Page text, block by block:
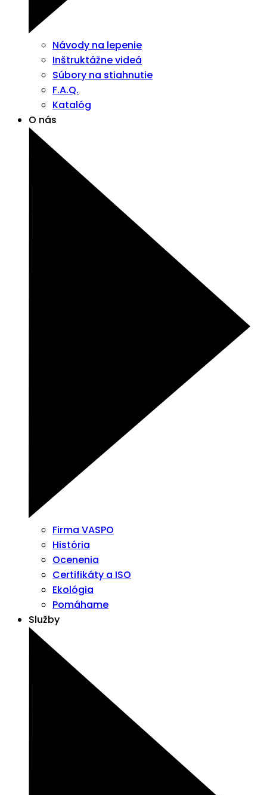
Návody na lepenie
Inštruktážne videá
Súbory na stiahnutie
F.A.Q.
Katalóg
O nás
Firma VASPO
História
Ocenenia
Certifikáty a ISO
Ekológia
Pomáhame
Služby